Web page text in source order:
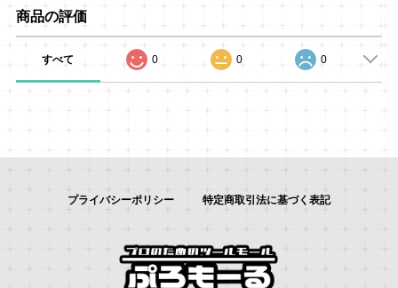
商品の評価
すべて 0 0 0
プライバシーポリシー 特定商取引法に基づく表記